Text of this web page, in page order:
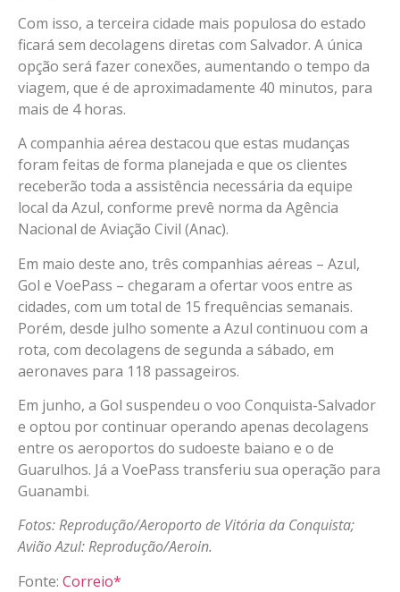
Com isso, a terceira cidade mais populosa do estado
ficará sem decolagens diretas com Salvador. A única
opção será fazer conexões, aumentando o tempo da
viagem, que é de aproximadamente 40 minutos, para
mais de 4 horas.
A companhia aérea destacou que estas mudanças
foram feitas de forma planejada e que os clientes
receberão toda a assistência necessária da equipe
local da Azul, conforme prevê norma da Agência
Nacional de Aviação Civil (Anac).
Em maio deste ano, três companhias aéreas – Azul,
Gol e VoePass – chegaram a ofertar voos entre as
cidades, com um total de 15 frequências semanais.
Porém, desde julho somente a Azul continuou com a
rota, com decolagens de segunda a sábado, em
aeronaves para 118 passageiros.
Em junho, a Gol suspendeu o voo Conquista-Salvador
e optou por continuar operando apenas decolagens
entre os aeroportos do sudoeste baiano e o de
Guarulhos. Já a VoePass transferiu sua operação para
Guanambi.
Fotos: Reprodução/Aeroporto de Vitória da Conquista;
Avião Azul: Reprodução/Aeroin.
Fonte: Correio*